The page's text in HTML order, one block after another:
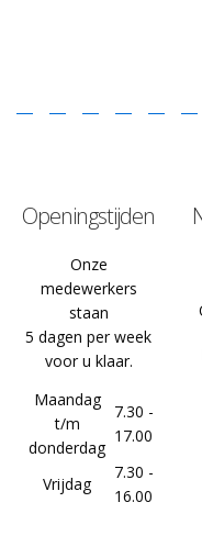
Openingstijden
Onze
medewerkers
staan
5 dagen per week
voor u klaar.
Maandag
t/m
donderdag
7.30 -
17.00
Vrijdag
7.30 -
16.00